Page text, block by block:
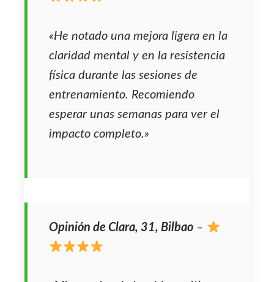
«He notado una mejora ligera en la
claridad mental y en la resistencia
física durante las sesiones de
entrenamiento. Recomiendo
esperar unas semanas para ver el
impacto completo.»
Opinión de Clara, 31, Bilbao –